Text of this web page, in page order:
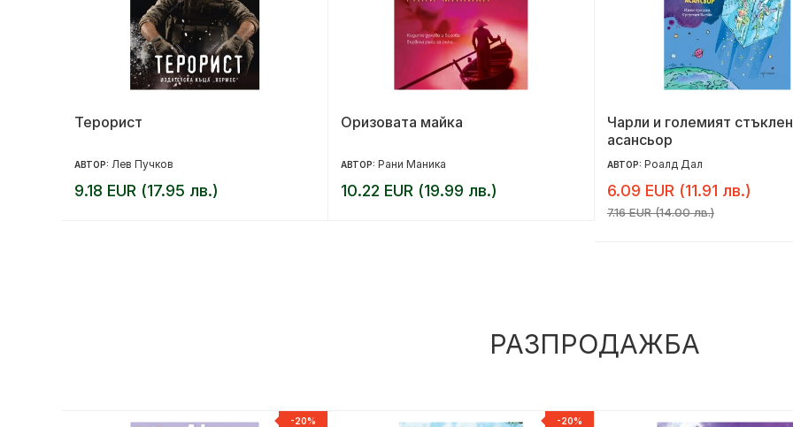
Терорист
АВТОР: Лев Пучков
9.18 EUR (17.95 лв.)
Оризовата майка
АВТОР: Рани Маника
10.22 EUR (19.99 лв.)
Чарли и големият стъклен
асансьор
АВТОР: Роалд Дал
6.09 EUR (11.91 лв.)
7.16 EUR (14.00 лв.)
РАЗПРОДАЖБА
-20% -20%